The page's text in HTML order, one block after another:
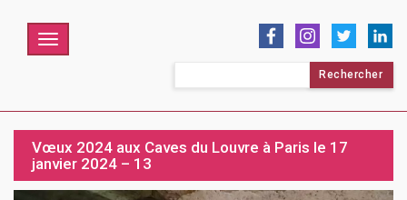
Menu
Vœux 2024 aux Caves du Louvre à Paris le 17
janvier 2024 – 13